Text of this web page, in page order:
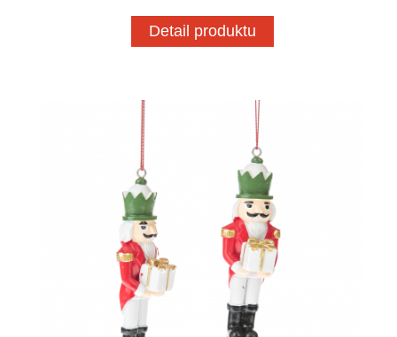
Detail produktu